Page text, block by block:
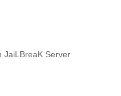
JaiLBreaK Server